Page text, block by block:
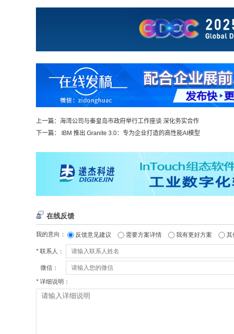
上一篇： 海湾公司与秦皇岛市政府举行工作座谈 深化务实合作
下一篇：
IBM 推出 Granite 3.0：专为企业打造的高性能AI模型